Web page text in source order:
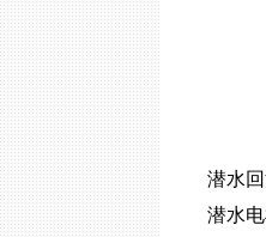
潜水
潜水